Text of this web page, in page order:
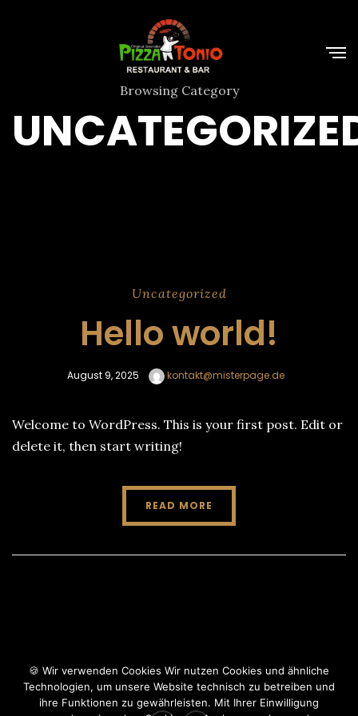
Browsing Category
Uncategorized
Hello world!
August 9, 2025 kontakt@misterpage.de
Welcome to WordPress. This is your first post. Edit or
delete it, then start writing!
READ MORE
🍪 Wir verwenden Cookies Wir nutzen Cookies und ähnliche
Technologien, um unsere Website technisch zu betreiben und
ihre Funktionen zu gewährleisten. Mit Ihrer Einwilligung